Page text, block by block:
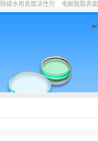
除蜡水用表面活性剂 电解脱脂表